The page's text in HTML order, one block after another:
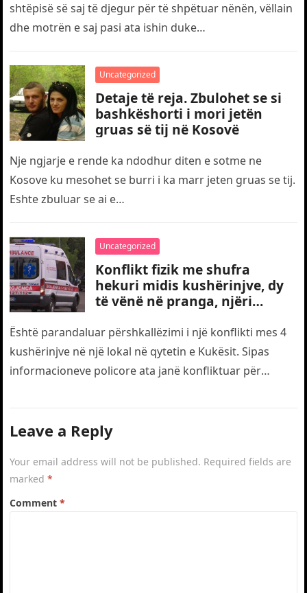
shtëpisë së saj të djegur për të shpëtuar nënën, vëllain
dhe motrën e saj pasi ata ishin duke…
Uncategorized
Detaje të reja. Zbulohet se si
bashkëshorti i mori jetën
gruas së tij në Kosovë
Nje ngjarje e rende ka ndodhur diten e sotme ne
Kosove ku mesohet se burri i ka marr jeten gruas se tij.
Eshte zbuluar se ai e…
Uncategorized
Konflikt fizik me shufra
hekuri midis kushërinjve, dy
të vënë në pranga, njëri
drejt traumës
Është parandaluar përshkallëzimi i një konflikti mes 4
kushërinjve në një lokal në qytetin e Kukësit. Sipas
informacioneve policore ata janë konfliktuar për
Leave a Reply
Your email address will not be published. Required fields are
marked*
Comment*